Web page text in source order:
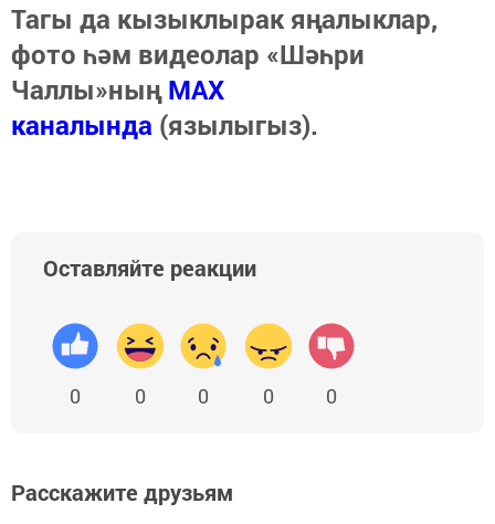
Тагы да кызыклырак яңалыклар,
фото һәм видеолар «Шәһри
Чаллы»ныңMAX
каналында (язылыгыз).
Оставляйте реакции
0 0 0 0 0
Расскажите друзьям